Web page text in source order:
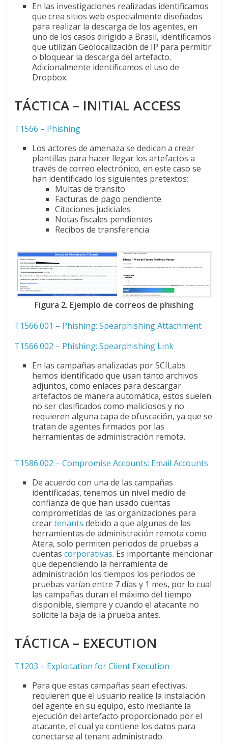
En las investigaciones realizadas identificamos
que crea sitios web especialmente diseñados
para realizar la descarga de los agentes, en
uno de los casos dirigido a Brasil, identificamos
que utilizan Geolocalización de IP para permitir
o bloquear la descarga del artefacto.
Adicionalmente identificamos el uso de
Dropbox.
TÁCTICA – INITIAL ACCESS
T1566 – Phishing
Los actores de amenaza se dedican a crear
plantillas para hacer llegar los artefactos a
través de correo electrónico, en este caso se
han identificado los siguientes pretextos:
Multas de transito
Facturas de pago pendiente
Citaciones judiciales
Notas fiscales pendientes
Recibos de transferencia
Figura 2. Ejemplo de correos de phishing
T1566.001 – Phishing: Spearphishing Attachment
T1566.002 – Phishing: Spearphishing Link
En las campañas analizadas por SCILabs
hemos identificado que usan tanto archivos
adjuntos, como enlaces para descargar
artefactos de manera automática, estos suelen
no ser clasificados como maliciosos y no
requieren alguna capa de ofuscación, ya que se
tratan de agentes firmados por las
herramientas de administración remota.
T1586.002 – Compromise Accounts: Email Accounts
De acuerdo con una de las campañas
identificadas, tenemos un nivel medio de
confianza de que han usado cuentas
comprometidas de las organizaciones para
creartenants debido a que algunas de las
herramientas de administración remota como
Atera, solo permiten periodos de pruebas a
cuentascorporativas. Es importante mencionar
que dependiendo la herramienta de
administración los tiempos los periodos de
pruebas varían entre 7 días y 1 mes, por lo cual
las campañas duran el máximo del tiempo
disponible, siempre y cuando el atacante no
solicite la baja de la prueba antes.
TÁCTICA – EXECUTION
T1203 – Exploitation for Client Execution
Para que estas campañas sean efectivas,
requieren que el usuario realice la instalación
del agente en su equipo, esto mediante la
ejecución del artefacto proporcionado por el
atacante, el cual ya contiene los datos para
conectarse al tenant administrado.